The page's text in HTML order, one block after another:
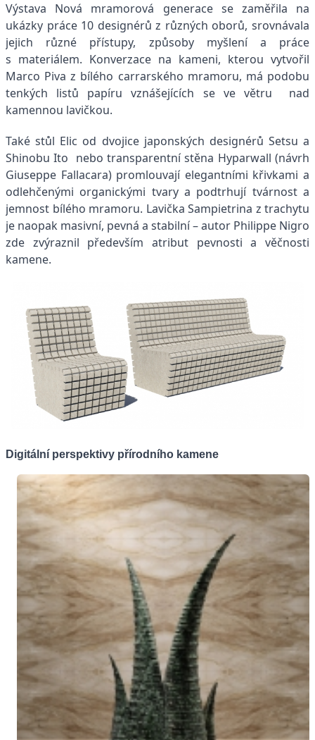
Výstava Nová mramorová generace se zaměřila na
ukázky práce 10 designérů z různých oborů, srovnávala
jejich různé přístupy, způsoby myšlení a práce
s materiálem. Konverzace na kameni, kterou vytvořil
Marco Piva z bílého carrarského mramoru, má podobu
tenkých listů papíru vznášejících se ve větru nad
kamennou lavičkou.
Také stůl Elic od dvojice japonských designérů Setsu a
Shinobu Ito nebo transparentní stěna Hyparwall (návrh
Giuseppe Fallacara) promlouvají elegantními křivkami a
odlehčenými organickými tvary a podtrhují tvárnost a
jemnost bílého mramoru. Lavička Sampietrina z trachytu
je naopak masivní, pevná a stabilní – autor Philippe Nigro
zde zvýraznil především atribut pevnosti a věčnosti
kamene.
Digitální perspektivy přírodního kamene